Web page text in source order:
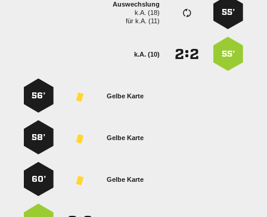
55’
Auswechslung
k.A. (18)
fürk.A. (11)
55’
:
k.A. (10)
Gelbe Karte
56’
Gelbe Karte
58’
Gelbe Karte
60’